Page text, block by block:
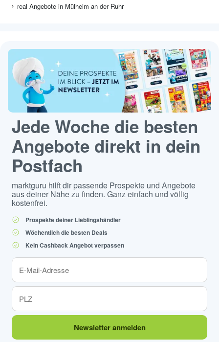
real Angebote in Mülheim an der Ruhr
Jede Woche die besten
Angebote direkt in dein
Postfach
marktguru hilft dir passende Prospekte und Angebote
aus deiner Nähe zu finden. Ganz einfach und völlig
kostenfrei.
Prospekte deiner Lieblingshändler
Wöchentlich die besten Deals
Kein Cashback Angebot verpassen
Newsletter anmelden